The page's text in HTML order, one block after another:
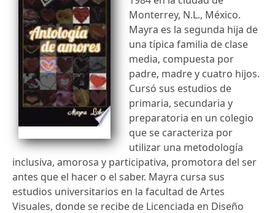
Monterrey, N.L., México.
Mayra es la segunda hija de
una típica familia de clase
media, compuesta por
padre, madre y cuatro hijos.
Cursó sus estudios de
primaria, secundaria y
preparatoria en un colegio
que se caracteriza por
utilizar una metodología
inclusiva, amorosa y participativa, promotora del ser
antes que el hacer o el saber. Mayra cursa sus
estudios universitarios en la facultad de Artes
Visuales, donde se recibe de Licenciada en Diseño